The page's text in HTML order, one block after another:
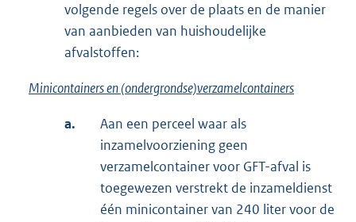
volgende regels over de plaats en de manier
van aanbieden van huishoudelijke
afvalstoffen:
Minicontainers en (ondergrondse)verzamelcontainers
a.
Aan een perceel waar als
inzamelvoorziening geen
verzamelcontainer voor GFT-afval is
toegewezen verstrekt de inzameldienst
één minicontainer van 240 liter voor de